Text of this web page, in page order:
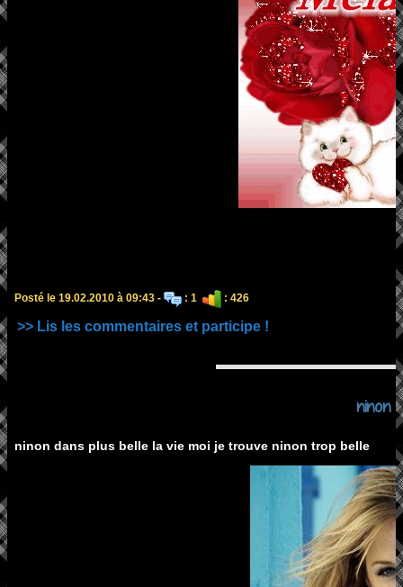
Posté le 19.02.2010 à 09:43 - : 1 : 426
>> Lis les commentaires et participe !
ninon
ninon dans plus belle la vie moi je trouve ninon trop belle